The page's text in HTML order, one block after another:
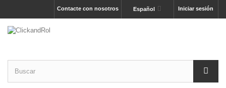
Iniciar sesión
Español
Contacte con nosotros